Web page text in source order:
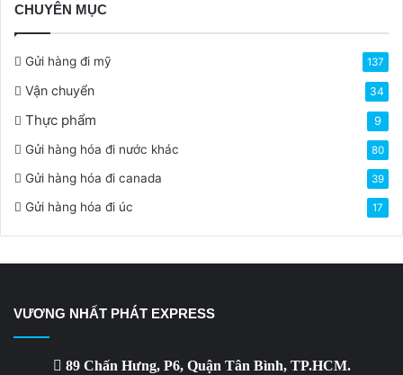
CHUYÊN MỤC
Gửi hàng đi mỹ 137
Vận chuyển 34
Thực phẩm 9
Gửi hàng hóa đi nước khác 80
Gửi hàng hóa đi canada 39
Gửi hàng hóa đi úc 17
VƯƠNG NHẤT PHÁT EXPRESS
89 Chấn Hưng, P6, Quận Tân Bình, TP.HCM.